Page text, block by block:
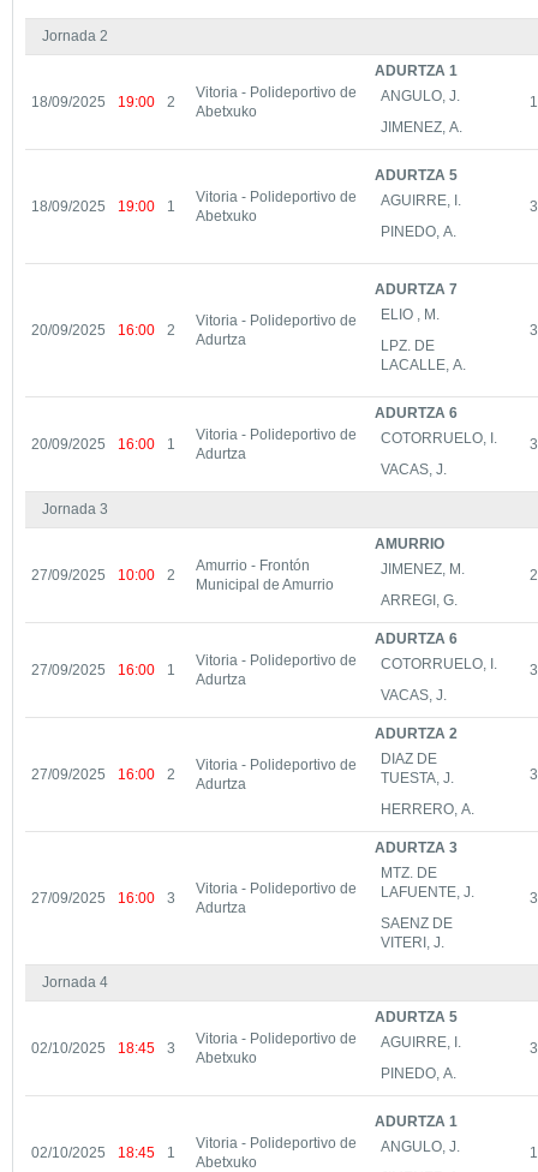
Jornada 2
18/09/2025 19:00 2
Vitoria - Polideportivo de
Abetxuko
ADURTZA 1
ANGULO, J.
JIMENEZ, A.
18/09/2025 19:00 1
Vitoria - Polideportivo de
Abetxuko
ADURTZA 5
AGUIRRE, I.
PINEDO, A.
20/09/2025 16:00 2
Vitoria - Polideportivo de
Adurtza
ADURTZA 7
ELIO , M.
LPZ. DE
LACALLE, A.
20/09/2025 16:00 1
Vitoria - Polideportivo de
Adurtza
ADURTZA 6
COTORRUELO, I.
VACAS, J.
Jornada 3
27/09/2025 10:00 2
Amurrio - Frontón
Municipal de Amurrio
AMURRIO
JIMENEZ, M.
ARREGI, G.
27/09/2025 16:00 1
Vitoria - Polideportivo de
Adurtza
ADURTZA 6
COTORRUELO, I.
VACAS, J.
27/09/2025 16:00 2
Vitoria - Polideportivo de
Adurtza
ADURTZA 2
DIAZ DE
TUESTA, J.
HERRERO, A.
27/09/2025 16:00 3
Vitoria - Polideportivo de
Adurtza
ADURTZA 3
MTZ. DE
LAFUENTE, J.
SAENZ DE
VITERI, J.
Jornada 4
02/10/2025 18:45 3
Vitoria - Polideportivo de
Abetxuko
ADURTZA 5
AGUIRRE, I.
PINEDO, A.
02/10/2025 18:45 1
Vitoria - Polideportivo de
Abetxuko
ADURTZA 1
ANGULO, J.